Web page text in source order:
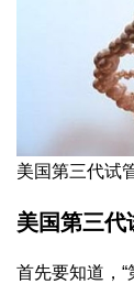
美国第三代试
美国第三代
首先要知道，